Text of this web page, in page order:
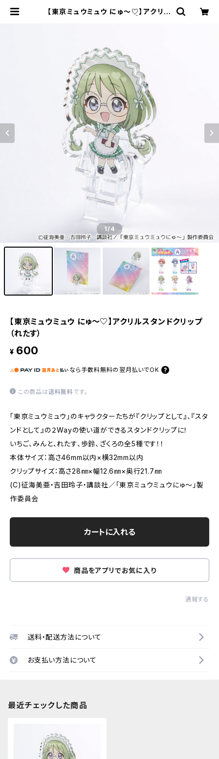
【東京ミュウミュウ にゅ〜♡】アクリル
1/4
【東京ミュウミュウ にゅ〜♡】アクリルスタンドクリップ
（れたす）
¥ 600
なら 手数料無料の 翌月払いでOK
この商品は送料無料です。
「東京ミュウミュウ」のキャラクターたちが『クリップとして』、『スタ
ンドとして』の２Wayの使い道ができるスタンドクリップに！
いちご、みんと、れたす、歩鈴、ざくろの全5種です！！
本体サイズ：高さ46mm以内×横32mm以内
クリップサイズ：高さ28㎜×幅12.6㎜×奥行21.7㎜
(C)征海美亜・吉田玲子・講談社／「東京ミュウミュウにゅ～」製
作委員会
カートに入れる
商品をアプリでお気に入り
通報する
送料・配送方法について
お支払い方法について
最近チェックした商品